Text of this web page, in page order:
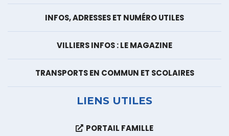
INFOS, ADRESSES ET NUMÉRO UTILES
VILLIERS INFOS : LE MAGAZINE
TRANSPORTS EN COMMUN ET SCOLAIRES
LIENS UTILES
PORTAIL FAMILLE